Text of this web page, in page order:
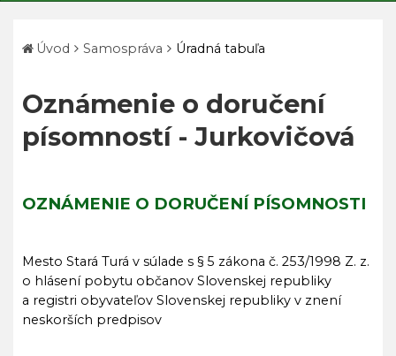
Úvod Samospráva Úradná tabuľa
Oznámenie o doručení
písomností - Jurkovičová
OZNÁMENIE O DORUČENÍ PÍSOMNOSTI
Mesto Stará Turá v súlade s § 5 zákona č. 253/1998 Z. z.
o hlásení pobytu občanov Slovenskej republiky
a registri obyvateľov Slovenskej republiky v znení
neskorších predpisov